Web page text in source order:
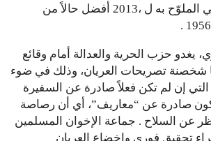
مصير العدوان الثلاثي الملوّح به ل ،2013 أفضل حالاً من
يغدو حزب الحرية والعدالة أمام وقائع
شخصنة تصريحات العريان، وذلك في ضوء
التي إن لم تكن فعلاً صادرة عن السفيرة
ستكون صادرة عن “معاريف”، أي أن رصاصة
عن السلاح . جماعة الإخوان المسلمين
تحقيق فوري وإخضاع العريان